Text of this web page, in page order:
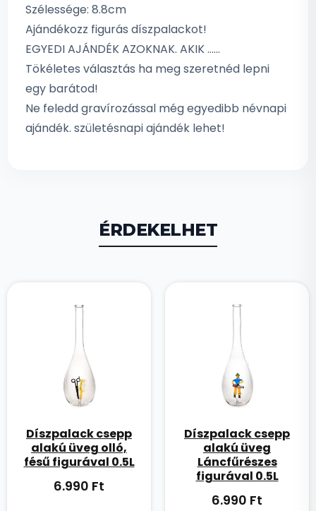
Szélessége: 8.8cm
Ajándékozz figurás díszpalackot!
EGYEDI AJÁNDÉK AZOKNAK. AKIK ……
Tökéletes választás ha meg szeretnéd lepni
egy barátod!
Ne feledd gravírozással még egyedibb névnapi
ajándék. születésnapi ajándék lehet!
ÉRDEKELHET
Díszpalack csepp
alakú üveg olló,
fésű figurával 0.5L
6.990 Ft
Díszpalack csepp
alakú üveg
Láncfűrészes
figurával 0.5L
6.990 Ft